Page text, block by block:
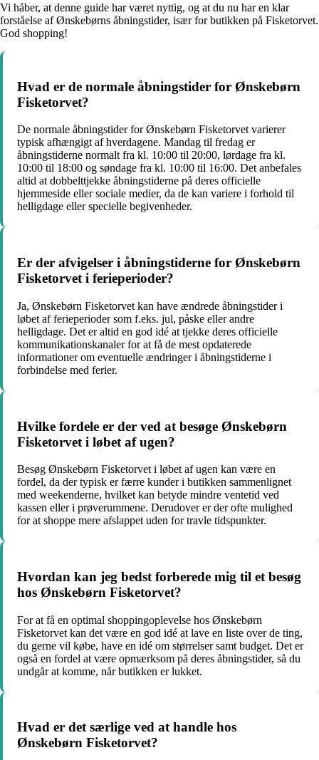
Vi håber, at denne guide har været nyttig, og at du nu har en klar
forståelse af Ønskebørns åbningstider, især for butikken på Fisketorvet.
God shopping!
Hvad er de normale åbningstider for Ønskebørn
Fisketorvet?
De normale åbningstider for Ønskebørn Fisketorvet varierer
typisk afhængigt af hverdagene. Mandag til fredag er
åbningstiderne normalt fra kl. 10:00 til 20:00, lørdage fra kl.
10:00 til 18:00 og søndage fra kl. 10:00 til 16:00. Det anbefales
altid at dobbelttjekke åbningstiderne på deres officielle
hjemmeside eller sociale medier, da de kan variere i forhold til
helligdage eller specielle begivenheder.
Er der afvigelser i åbningstiderne for Ønskebørn
Fisketorvet i ferieperioder?
Ja, Ønskebørn Fisketorvet kan have ændrede åbningstider i
løbet af ferieperioder som f.eks. jul, påske eller andre
helligdage. Det er altid en god idé at tjekke deres officielle
kommunikationskanaler for at få de mest opdaterede
informationer om eventuelle ændringer i åbningstiderne i
forbindelse med ferier.
Hvilke fordele er der ved at besøge Ønskebørn
Fisketorvet i løbet af ugen?
Besøg Ønskebørn Fisketorvet i løbet af ugen kan være en
fordel, da der typisk er færre kunder i butikken sammenlignet
med weekenderne, hvilket kan betyde mindre ventetid ved
kassen eller i prøverummene. Derudover er der ofte mulighed
for at shoppe mere afslappet uden for travle tidspunkter.
Hvordan kan jeg bedst forberede mig til et besøg
hos Ønskebørn Fisketorvet?
For at få en optimal shoppingoplevelse hos Ønskebørn
Fisketorvet kan det være en god idé at lave en liste over de ting,
du gerne vil købe, have en idé om størrelser samt budget. Det er
også en fordel at være opmærksom på deres åbningstider, så du
undgår at komme, når butikken er lukket.
Hvad er det særlige ved at handle hos
Ønskebørn Fisketorvet?